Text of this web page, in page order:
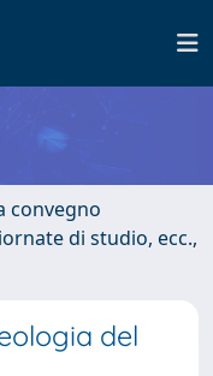
convegno
di studio, ecc.,
del